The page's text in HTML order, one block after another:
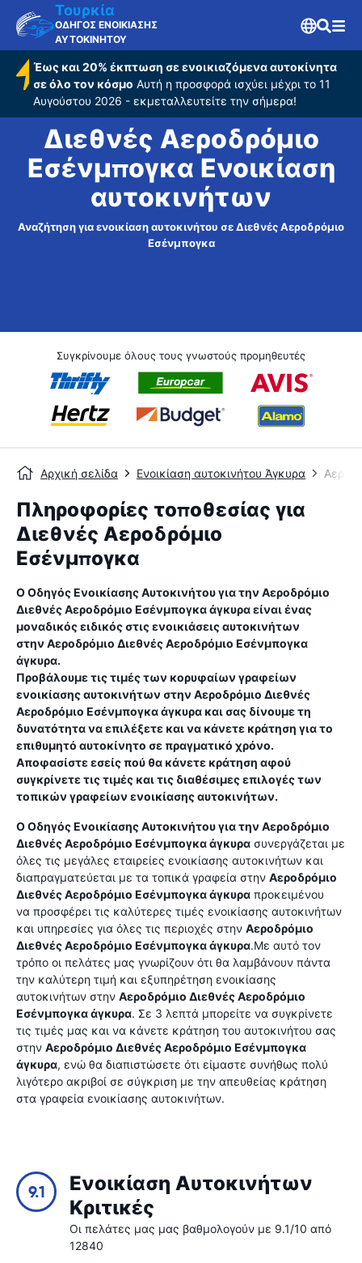
Τουρκία
ΟΔΗΓΟΣ ΕΝΟΙΚΙΑΣΗΣ
ΑΥΤΟΚΙΝΗΤΟΥ
Έως και 20% έκπτωση σε ενοικιαζόμενα αυτοκίνητα
σε όλο τον κόσμο Αυτή η προσφορά ισχύει μέχρι το 11
Αυγούστου 2026 - εκμεταλλευτείτε την σήμερα!
Διεθνές Αεροδρόμιο
Εσένμπογκα Ενοικίαση
αυτοκινήτων
Αναζήτηση για ενοικίαση αυτοκινήτου σε Διεθνές Αεροδρόμιο
Εσένμπογκα
Συγκρίνουμε όλους τους γνωστούς προμηθευτές
Αρχική σελίδα Ενοικίαση αυτοκινήτου Άγκυρα
Πληροφορίες τοποθεσίας για
Διεθνές Αεροδρόμιο
Εσένμπογκα
Ο Οδηγός Ενοικίασης Αυτοκινήτου για την Αεροδρόμιο
Διεθνές Αεροδρόμιο Εσένμπογκα άγκυραείναι ένας
μοναδικός ειδικός στις ενοικιάσεις αυτοκινήτων
στην Αεροδρόμιο Διεθνές Αεροδρόμιο Εσένμπογκα
άγκυρα.
Προβάλουμε τις τιμές των κορυφαίων γραφείων
ενοικίασης αυτοκινήτων στην Αεροδρόμιο Διεθνές
Αεροδρόμιο Εσένμπογκα άγκυρα και σας δίνουμε τη
δυνατότητα να επιλέξετε και να κάνετε κράτηση για το
επιθυμητό αυτοκίνητο σε πραγματικό χρόνο.
Αποφασίστε εσείς πού θα κάνετε κράτηση αφού
συγκρίνετε τις τιμές και τις διαθέσιμες επιλογές των
τοπικών γραφείων ενοικίασης αυτοκινήτων.
Ο Οδηγός Ενοικίασης Αυτοκινήτου για την Αεροδρόμιο
Διεθνές Αεροδρόμιο Εσένμπογκα άγκυρα συνεργάζεται με
όλες τις μεγάλες εταιρείες ενοικίασης αυτοκινήτων και
διαπραγματεύεται με τα τοπικά γραφεία στην Αεροδρόμιο
Διεθνές Αεροδρόμιο Εσένμπογκα άγκυρα προκειμένου
να προσφέρει τις καλύτερες τιμές ενοικίασης αυτοκινήτων
και υπηρεσίες για όλες τις περιοχές στην Αεροδρόμιο
Διεθνές Αεροδρόμιο Εσένμπογκα άγκυρα.Με αυτό τον
τρόπο οι πελάτες μας γνωρίζουν ότι θα λαμβάνουν πάντα
την καλύτερη τιμή και εξυπηρέτηση ενοικίασης
αυτοκινήτων στην Αεροδρόμιο Διεθνές Αεροδρόμιο
Εσένμπογκα άγκυρα. Σε 3 λεπτά μπορείτε να συγκρίνετε
τις τιμές μας και να κάνετε κράτηση του αυτοκινήτου σας
στην Αεροδρόμιο Διεθνές Αεροδρόμιο Εσένμπογκα
άγκυρα, ενώ θα διαπιστώσετε ότι είμαστε συνήθως πολύ
λιγότερο ακριβοί σε σύγκριση με την απευθείας κράτηση
στα γραφεία ενοικίασης αυτοκινήτων.
9.1
Ενοικίαση Αυτοκινήτων
Κριτικές
Οι πελάτες μας μας βαθμολογούν με 9.1/10 από
12840